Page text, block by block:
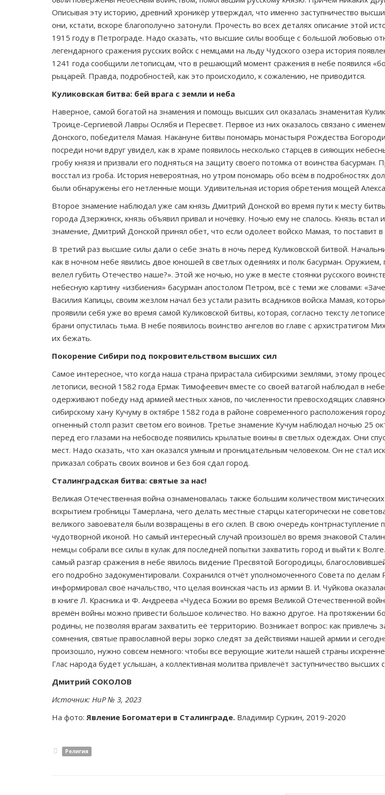
Описывая эту историю, древний хроникёр утверждал, что именно заступничество
они, кстати, вскоре благополучно затонули. Прочесть во всех деталях описание этой
1915 году в Петрограде. Надо сказать, что высшие силы вообще с большой любовью
легендарного сражения русских войск с немцами на льду Чудского озера история
1241 года сообщили летописцам, что в решающий момент сражения в небе появился
рыцарей. Правда, подробностей, как это происходило, к сожалению, не приводится.
Куликовская битва: бей врага с земли и неба
Наверное, самой богатой на знамения и помощь высших сил оказалась знаменитая
Троице-Сергиевой Лавры Ослябя и Пересвет. Первое из них оказалось связано с
Донского, побе­дителя Мамая. Накануне битвы пономарь монастыря Рождества
посреди ночи вдруг увидел, как в храме появилось несколько старцев в сияющих
гробу князя и призвали его подняться на защиту своего потомка от воинства
восстал из гроба. История невероятная, но утром пономарь обо всём в подробностях
были обнаружены его нетленные мощи. Удивительная история обретения мощей
Второе знамение наблюдал уже сам князь Дмитрий Донской во время пути к месту
города Дзержинск, князь объявил привал и ночёвку. Ночью ему не спалось. Князь
знамение, Дмитрий Донской принял обет, что если одолеет войско Мамая, то поставит
В третий раз высшие силы дали о себе знать в ночь перед Куликовской битвой.
как в ночном небе явились двое юношей в светлых одеяниях и полк басурман.
велел губить Отечество наше?». Этой же ночью, но уже в месте стоянки русского
небесную картину «избиения» басурман апостолом Петром, всё с теми же словами:
Василия Капицы, своим жезлом начал без устали разить всадников войска Мамая,
проявили себя уже во время самой Куликовской битвы, которая, согласно тексту
брани опустилась тьма. В небе появилось воинство ангелов во главе с архистратигом
их бежать.
Покорение Сибири под покровительством высших сил
Самое интересное, что когда наша страна прирастала сибирскими землями, этому
летописи, весной 1582 года Ермак Тимофеевич вместе со своей ватагой наблюдал в
одерживают победу над армией местных ханов, по численности превосходящих
сибирскому хану Кучуму в октябре 1582 года в районе современного расположения
огненный столп разит светом его воинов. Третье знамение Кучум наблюдал ночью 25
перед его глазами на небосводе появились крылатые воины в светлых одеждах. Они
мест. Надо сказать, что хан оказался умным и проницательным человеком. Он не стал
приказал собрать своих воинов и без боя сдал город.
Сталинградская битва: святые за нас!
Великая Отечественная война ознаменовалась также большим количеством
вскрытием гробницы Тамерлана, чего делать местные старцы категорически не
великого завоевателя были возвращены в его склеп. В свою очередь контрнаступление
чудотворной иконой. Но самый интересный случай произошёл во время знаковой
немцы собрали все силы в кулак для последней попытки захватить город и выйти к
самый разгар сражения в небе явилось видение Пресвятой Богородицы,
его подробно задокументировали. Сохранился отчёт уполномоченного Совета по
информировал своё начальство, что целая воинская часть из армии В. И. Чуйкова
в книге Л. Красника и Ф. Андреева «Чудеса Божии во время Великой Отечественной
времён войны можно привести большое количество. Но важно другое. На протяжении
родины, не позволяя врагам захватить её территорию. Возникает вопрос: как привлечь
сомнения, святые православной веры зорко следят за действиями нашей армии и
произошло, нужно совсем немного: чтобы все верующие жители нашей страны искренне
Глас народа будет услышан, а коллективная молитва привлечёт заступничество высших
Дмитрий СОКОЛОВ
Источник: НиР № 3, 2023
На фото: Явление Богоматери в Сталинграде. Владимир Суркин, 2019-2020
Религия